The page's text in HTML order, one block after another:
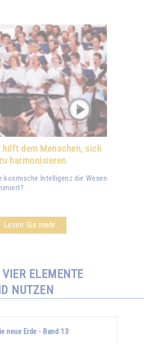
hilft dem Menschen, sich
harmonisieren
kosmische Intelligenz die Wesen
Lesen Sie mehr...
ELEMENTE
NUTZEN
neue Erde - Band 13